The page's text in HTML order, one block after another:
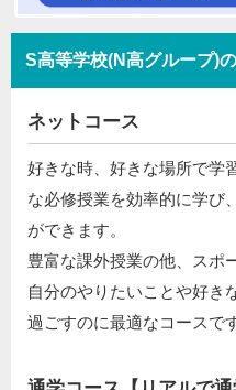
S高等学校(N高グループ)
ネットコース
好きな時、好きな場所で学
な必修授業を効率的に学び
ができます。
豊富な課外授業の他、スポ
自分のやりたいことや好き
過ごすのに最適なコースです